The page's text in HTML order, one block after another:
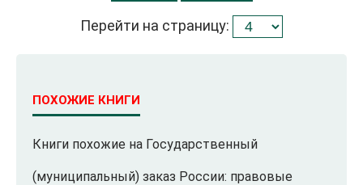
Перейти на страницу:
ПОХОЖИЕ КНИГИ
Книги похожие на Государственный
(муниципальный) заказ России: правовые